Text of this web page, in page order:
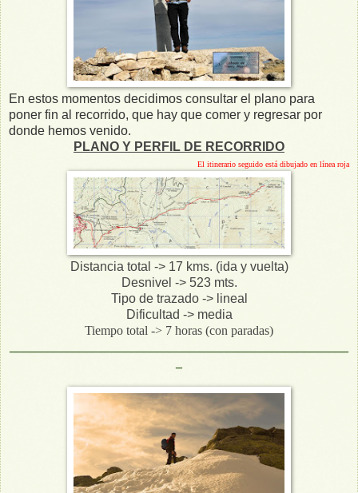
En estos momentos decidimos consultar el plano para
poner fin al recorrido, que hay que comer y regresar por
donde hemos venido.
PLANO Y PERFIL DE RECORRIDO
El itinerario seguido está dibujado en línea roja
Distancia total -> 17 kms. (ida y vuelta)
Desnivel -> 523 mts.
Tipo de trazado -> lineal
Dificultad -> media
Tiempo total -> 7 horas (con paradas)